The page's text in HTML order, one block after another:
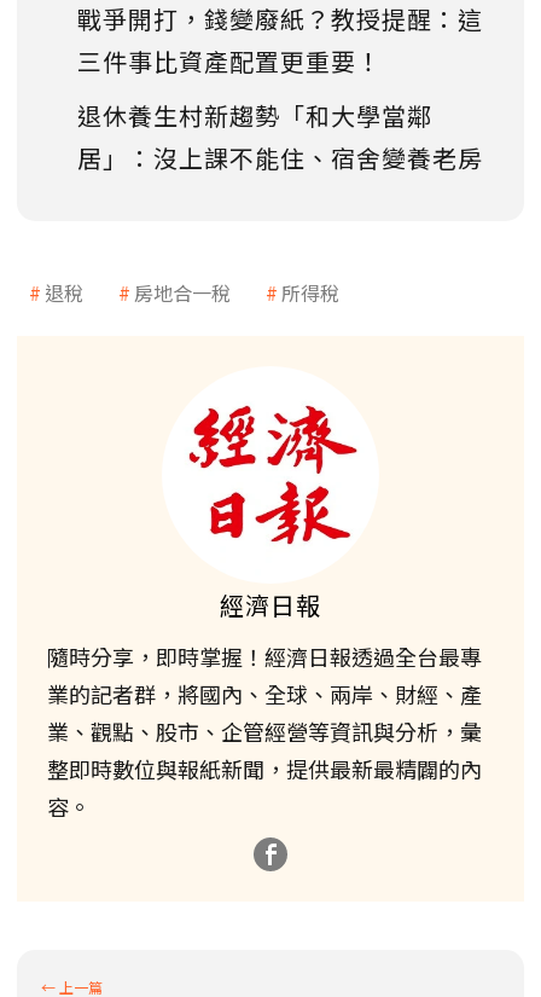
戰爭開打，錢變廢紙？教授提醒：這
三件事比資產配置更重要！
退休養生村新趨勢「和大學當鄰
居」：沒上課不能住、宿舍變養老房
退稅 房地合一稅 所得稅
經濟日報
隨時分享，即時掌握！經濟日報透過全台最專
業的記者群，將國內、全球、兩岸、財經、產
業、觀點、股市、企管經營等資訊與分析，彙
整即時數位與報紙新聞，提供最新最精闢的內
容。